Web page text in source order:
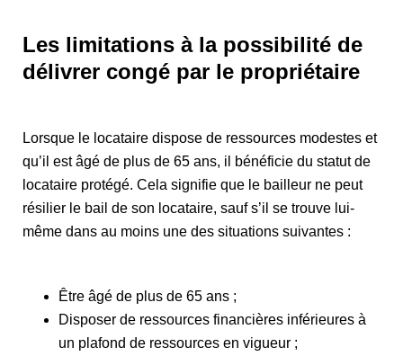
Les limitations à la possibilité de
délivrer congé par le propriétaire
Lorsque le locataire dispose de ressources modestes et
qu’il est âgé de plus de 65 ans, il bénéficie du statut de
locataire protégé. Cela signifie que le bailleur ne peut
résilier le bail de son locataire, sauf s’il se trouve lui-
même dans au moins une des situations suivantes :
Être âgé de plus de 65 ans ;
Disposer de ressources financières inférieures à
un plafond de ressources en vigueur ;